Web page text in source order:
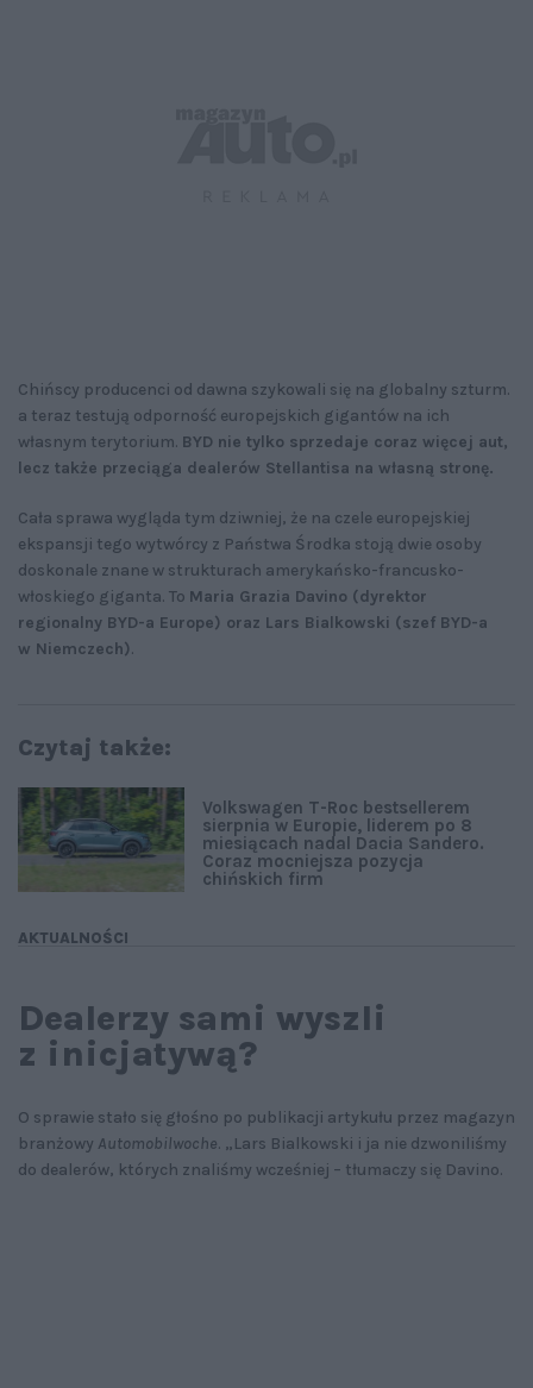
Chińscy producenci od dawna szykowali się na globalny szturm.
a teraz testują odporność europejskich gigantów na ich
własnym terytorium. BYD nie tylko sprzedaje coraz więcej aut,
lecz także przeciąga dealerów Stellantisa na własną stronę.
Cała sprawa wygląda tym dziwniej, że na czele europejskiej
ekspansji tego wytwórcy z Państwa Środka stoją dwie osoby
doskonale znane w strukturach amerykańsko-francusko-
włoskiego giganta. To Maria Grazia Davino (dyrektor
regionalny BYD-a Europe) oraz Lars Bialkowski (szef BYD-a
w Niemczech).
Czytaj także:
AKTUALNOŚCI
Volkswagen T-Roc bestsellerem
sierpnia w Europie, liderem po 8
miesiącach nadal Dacia Sandero.
Coraz mocniejsza pozycja
chińskich firm
Dealerzy sami wyszli
z inicjatywą?
O sprawie stało się głośno po publikacji artykułu przez magazyn
branżowy Automobilwoche. „Lars Bialkowski i ja nie dzwoniliśmy
do dealerów, których znaliśmy wcześniej – tłumaczy się Davino.